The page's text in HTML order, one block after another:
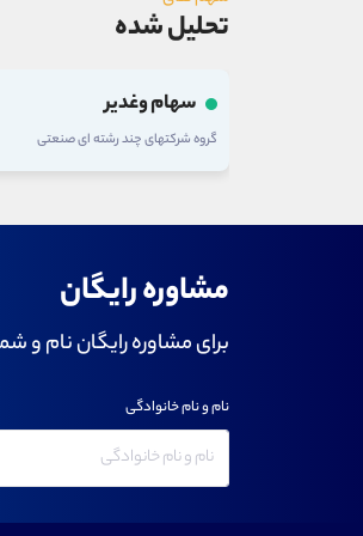
تحلیل شده
سهام فولاد
گروه فلزات اساسی
مشاوره رایگان
برای مشاوره رایگان نام و
نام و نام خانوادگی